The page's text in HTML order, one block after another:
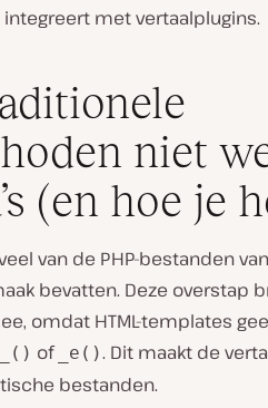
met vertaalplugins.
niet
(en hoe je
van de PHP-bestanden
bevatten. Deze overstap
omdat HTML-templates
_() of _e(). Dit maakt de
bestanden.